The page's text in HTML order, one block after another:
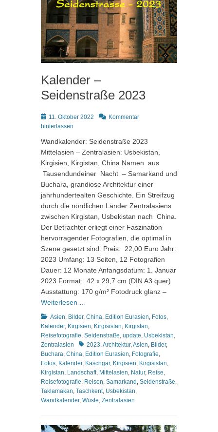
Kalender –
Seidenstraße 2023
Posted
on
11. Oktober 2022
Kommentar
hinterlassen
Wandkalender: Seidenstraße 2023
Mittelasien – Zentralasien: Usbekistan,
Kirgisien, Kirgistan, China Namen aus
Tausendundeiner Nacht – Samarkand und
Buchara, grandiose Architektur einer
jahrhundertealten Geschichte. Ein Streifzug
durch die nördlichen Länder Zentralasiens
zwischen Kirgistan, Usbekistan nach China.
Der Betrachter erliegt einer Faszination
hervorragender Fotografien, die optimal in
Szene gesetzt sind. Preis: 22,00 Euro Jahr:
2023 Umfang: 13 Seiten, 12 Fotografien
Dauer: 12 Monate Anfangsdatum: 1. Januar
2023 Format: 42 x 29,7 cm (DIN A3 quer)
Ausstattung: 170 g/m² Fotodruck glanz –
Weiterlesen …
Kategorien
Asien, Bilder, China, Edition Eurasien, Fotos,
Kalender, Kirgisien, Kirgisistan, Kirgistan,
Reisefotografie, Seidenstraße, update, Usbekistan,
Zentralasien
Schlagworte
2023,Architektur,Asien, Bilder,
Buchara, China, Edition Eurasien, Fotografie,
Fotos, Kalender, Kaschgar, Kirgisien, Kirgisistan,
Kirgistan, Landschaft, Mittelasien, Natur, Reise,
Reisefotografie, Reisen, Samarkand , Seidenstraße,
Taklamakan, Taschkent, Usbekistan,
Wandkalender, Wüste, Zentralasien